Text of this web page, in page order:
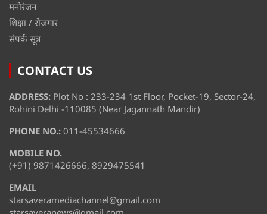
मनोरंजन
शिक्षा / रोजगार
संपर्क सूत्र
CONTACT US
ADDRESS: Plot No : 233-234 1st Floor, Pocket-19, Sector-24,
Rohini Delhi -110085 (Near Jagannath Mandir)
PHONE NO.: 011-45534666
MOBILE NO.
(+91) 9871426666, 8929475541
EMAIL
starsaveramediachannel@gmail.com